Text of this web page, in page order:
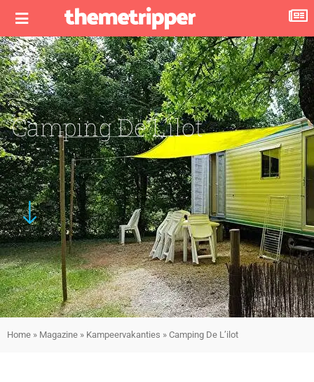
Camping De L’ilot
Home » Magazine » Kampeervakanties » Camping De L’ilot